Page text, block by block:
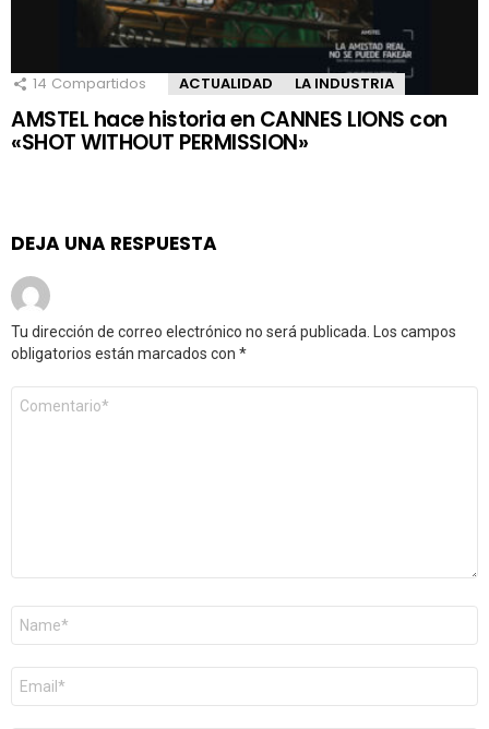
14 Compartidos ACTUALIDAD LA INDUSTRIA
AMSTEL hace historia en CANNES LIONS con
«SHOT WITHOUT PERMISSION»
DEJA UNA RESPUESTA
Tu dirección de correo electrónico no será publicada. Los campos
obligatorios están marcados con *
Comentario
Nombre
Correo
electrónico
*